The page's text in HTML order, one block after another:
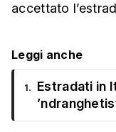
accettato
Leggi anche
1.
Estradati in